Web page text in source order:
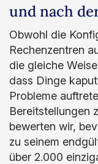
und nach
Obwohl die
Rechenzentren
die gleiche
dass Dinge
Probleme
Bereitstellungen
bewerten wir,
zu seinem
über 2.000